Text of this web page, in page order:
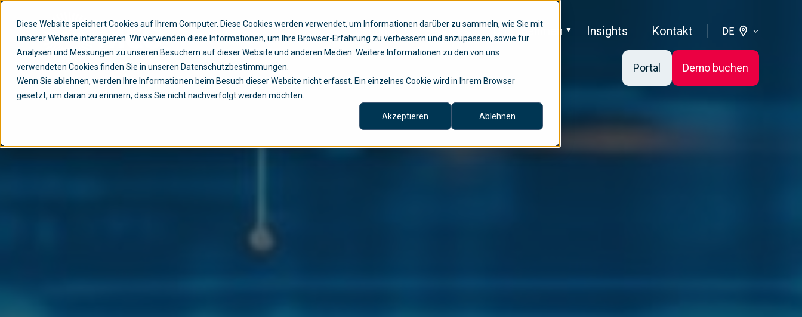
Diese Website speichert Cookies auf Ihrem Computer. Diese Cookies werden verwendet, um Informationen darüber zu sammeln, wie Sie mit
unserer Website interagieren. Wir verwenden diese Informationen, um Ihre Browser-Erfahrung zu verbessern und anzupassen, sowie für
Analysen und Messungen zu unseren Besuchern auf dieser Website und anderen Medien. Weitere Informationen zu den von uns
verwendeten Cookies finden Sie in unseren Datenschutzbestimmungen.
Wenn Sie ablehnen, werden Ihre Informationen beim Besuch dieser Website nicht erfasst. Ein einzelnes Cookie wird in Ihrem Browser
gesetzt, um daran zu erinnern, dass Sie nicht nachverfolgt werden möchten.
Akzeptieren Ablehnen
Lösungen Services Unternehmen Insights Kontakt DE
Portal Demo buchen